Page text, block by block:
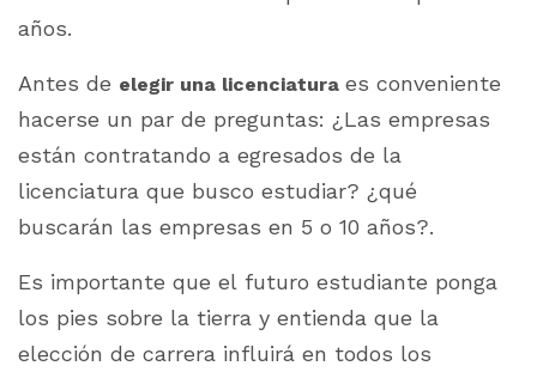
años.
Antes de elegir una licenciatura es conveniente
hacerse un par de preguntas: ¿Las empresas
están contratando a egresados de la
licenciatura que busco estudiar? ¿qué
buscarán las empresas en 5 o 10 años?.
Es importante que el futuro estudiante ponga
los pies sobre la tierra y entienda que la
elección de carrera influirá en todos los